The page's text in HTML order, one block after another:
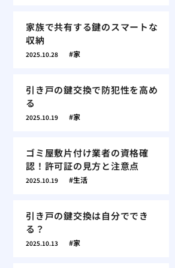
家族で共有する鍵のスマートな
収納
2025.10.28 家
引き戸の鍵交換で防犯性を高め
る
2025.10.19 家
ゴミ屋敷片付け業者の資格確
認！許可証の見方と注意点
2025.10.19 生活
引き戸の鍵交換は自分ででき
る？
2025.10.13 家